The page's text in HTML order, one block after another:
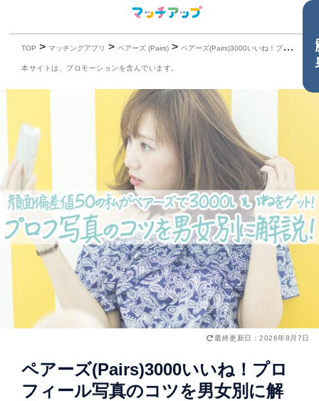
TOP >マッチングアプリ >ペアーズ (Pairs) >ペアーズ(Pairs)3000いいね！プロフィール写真のコツを男女別に解説！
本サイトは、プロモーションを含んでいます。
最終更新日：2026年8月7日
ペアーズ(Pairs)3000いいね！プロ
フィール写真のコツを男女別に解
目